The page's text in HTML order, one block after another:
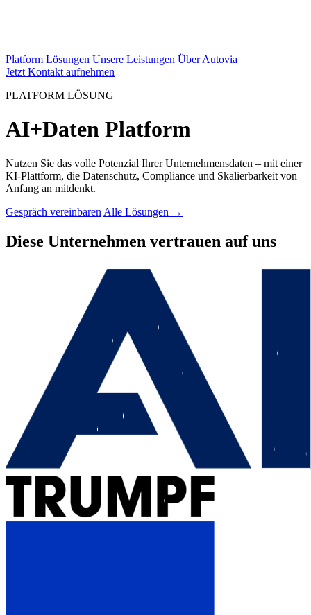
Platform Lösungen Unsere Leistungen Über Autovia
Jetzt Kontakt aufnehmen
PLATFORM LÖSUNG
AI+Daten Platform
Nutzen Sie das volle Potenzial Ihrer Unternehmensdaten – mit einer
KI-Plattform, die Datenschutz, Compliance und Skalierbarkeit von
Anfang an mitdenkt.
Gespräch vereinbaren Alle Lösungen →
Diese Unternehmen vertrauen auf uns